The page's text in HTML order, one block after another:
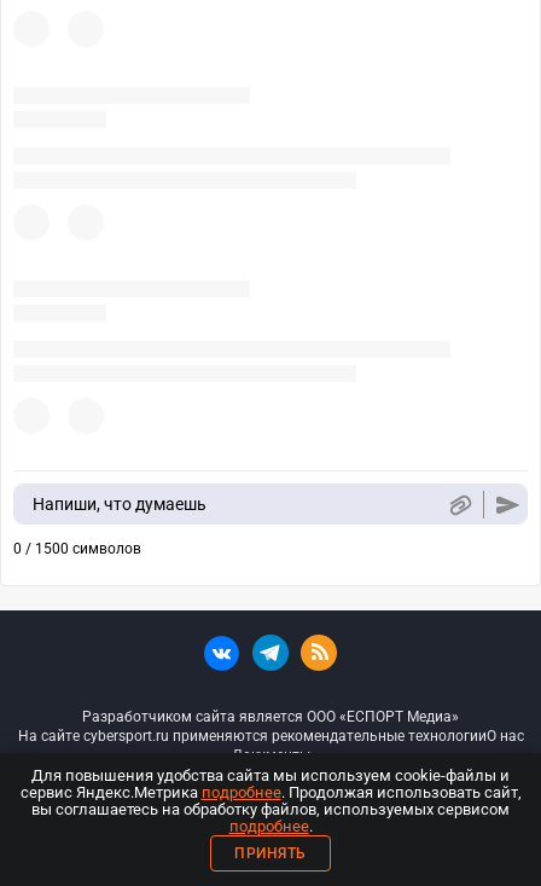
Напиши, что думаешь
0 / 1500 символов
Разработчиком сайта является ООО «ЕСПОРТ Медиа»
На сайте cybersport.ru применяются рекомендательные технологииО нас
Документы
© ООО «Киберспорт.ру» — Все права защищены
18+
ООО «Киберспорт.ру». Свидетельство о регистрации средств массовой
Для повышения удобства сайта мы используем cookie-файлы и
сервис Яндекс.Метрика подробнее. Продолжая использовать сайт,
вы соглашаетесь на обработку файлов, используемых сервисом
подробнее.
ПРИНЯТЬ